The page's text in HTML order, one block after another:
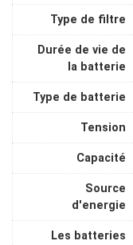
Type de filtre
Durée de vie de
la batterie
Type de batterie
Tension
Capacité
Source
d'energie
Les batteries